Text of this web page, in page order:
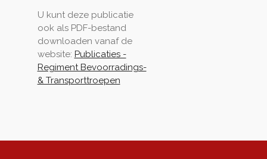
U kunt deze publicatie
ook als PDF-bestand
downloaden vanaf de
website: Publicaties -
Regiment Bevoorradings-
& Transporttroepen